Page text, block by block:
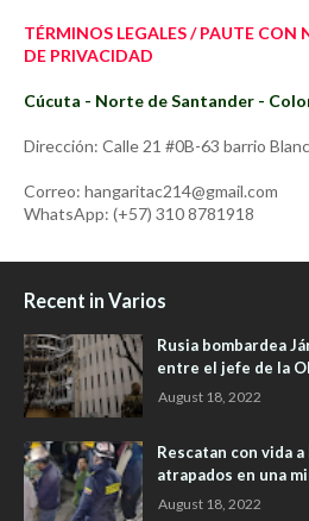
TÉRMINOS LEGALES / PAUTE CON
DE PRIVACIDAD
Cúcuta - Norte de Santander -
Dirección: Calle 21 #0B-63 barrio
Correo: hangaritac214@gmail.com
WhatsApp: (+57) 310 8781918
Recent in Varios
Rusia bombardea
entre el jefe de la
August 18, 2022
Rescatan con vida
atrapados en una
August 18, 2022